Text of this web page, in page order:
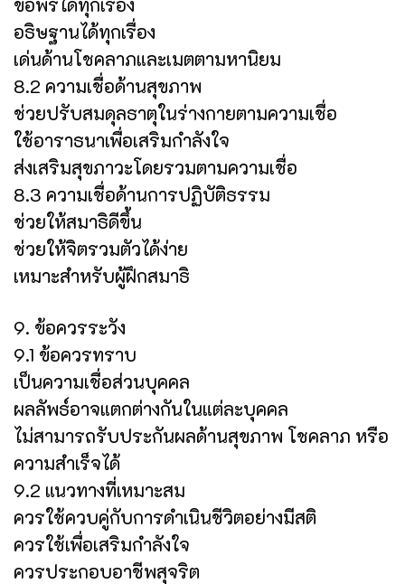
อธิษฐานได้ทุกเรื่อง
เด่นด้านโชคลาภและเมตตามหานิยม
8.2 ความเชื่อด้านสุขภาพ
ช่วยปรับสมดุลธาตุในร่างกายตามความเชื่อ
ใช้อาราธนาเพื่อเสริมกำลังใจ
ส่งเสริมสุขภาวะโดยรวมตามความเชื่อ
8.3 ความเชื่อด้านการปฏิบัติธรรม
ช่วยให้สมาธิดีขึ้น
ช่วยให้จิตรวมตัวได้ง่าย
เหมาะสำหรับผู้ฝึกสมาธิ
9. ข้อควรระวัง
9.1 ข้อควรทราบ
เป็นความเชื่อส่วนบุคคล
ผลลัพธ์อาจแตกต่างกันในแต่ละบุคคล
ไม่สามารถรับประกันผลด้านสุขภาพ โชคลาภ หรือ
ความสำเร็จได้
9.2 แนวทางที่เหมาะสม
ควรใช้ควบคู่กับการดำเนินชีวิตอย่างมีสติ
ควรใช้เพื่อเสริมกำลังใจ
ควรประกอบอาชีพสุจริต